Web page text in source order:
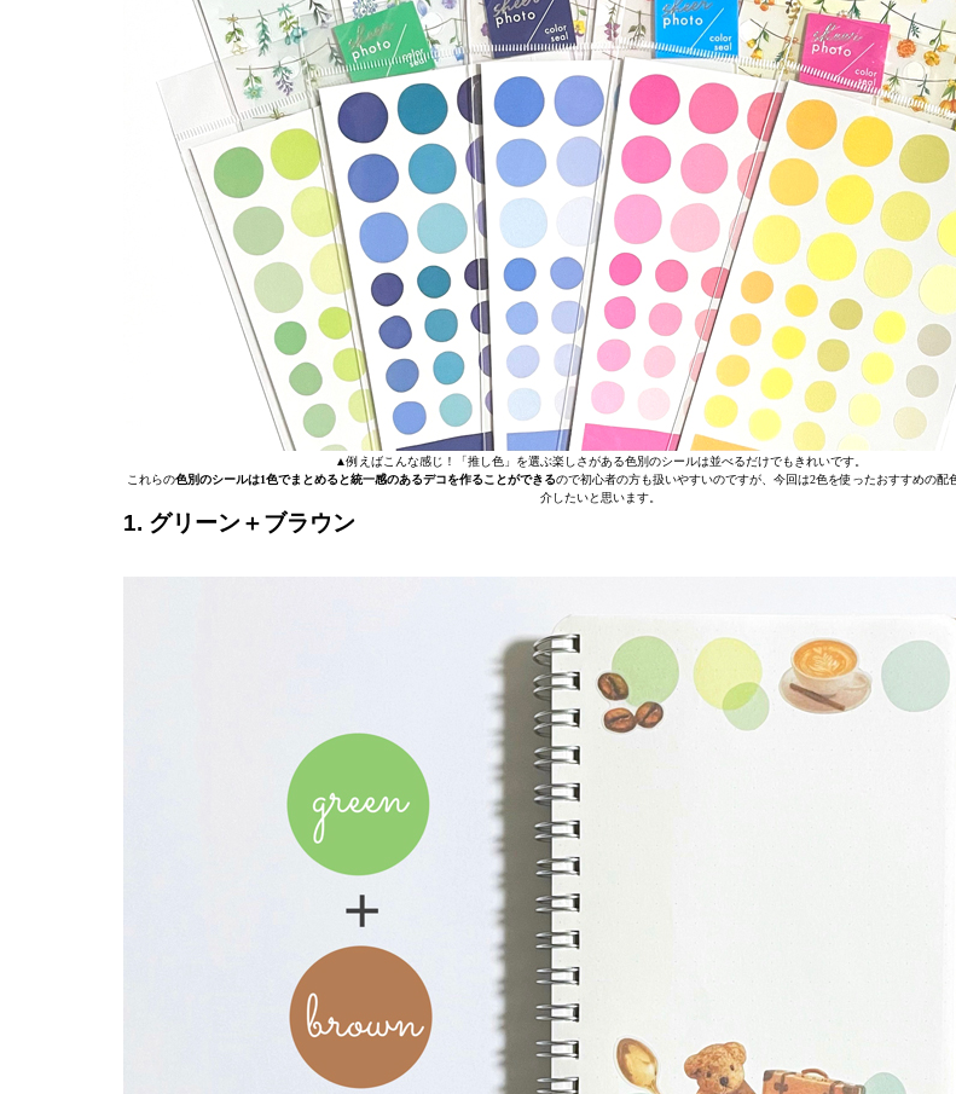
▲例えばこんな感じ！「推し色」を選ぶ楽しさがある色別のシールは並べるだけでもきれいです。
これらの色別のシールは1色でまとめると統一感のあるデコを作ることができるので初心者の方も扱いやすいのですが、今回は2色を使ったおすすめの配
介したいと思います。
1. グリーン＋ブラウン